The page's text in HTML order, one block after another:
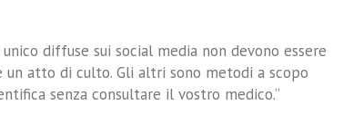
diffuse sui social media non devono essere
atto di culto. Gli altri sono metodi a scopo
senza consultare il vostro medico.”